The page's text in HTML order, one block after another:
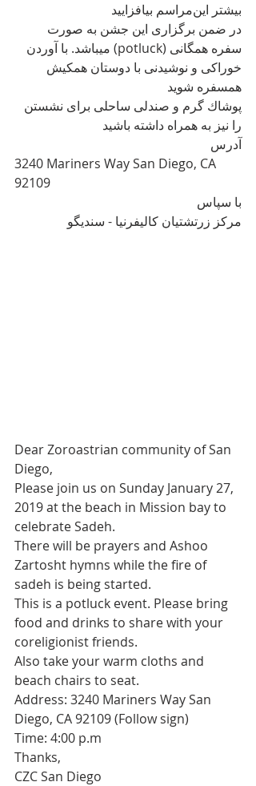
بیشتر این‌مراسم بیافزایید
در ضمن برگزاری این جشن به صورت
سفره همگانی (potluck) میباشد. با آوردن
خوراکی و نوشیدنی با دوستان همکیش
همسفره شوید
پوشاك گرم و صندلی ساحلی برای نشستن
را نیز به همراه داشته باشید
آدرس
3240 Mariners Way San Diego, CA
92109
با سپاس
مرکز زرتشتیان کالیفرنیا - سندیگو
Dear Zoroastrian community of San
Diego,
Please join us on Sunday January 27,
2019 at the beach in Mission bay to
celebrate Sadeh.
There will be prayers and Ashoo
Zartosht hymns while the fire of
sadeh is being started.
This is a potluck event. Please bring
food and drinks to share with your
coreligionist friends.
Also take your warm cloths and
beach chairs to seat.
Address: 3240 Mariners Way San
Diego, CA 92109 (Follow sign)
Time: 4:00 p.m
Thanks,
CZC San Diego